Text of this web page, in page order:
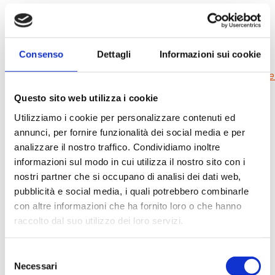
Consenso Dettagli Informazioni sui cookie
Questo sito web utilizza i cookie
Utilizziamo i cookie per personalizzare contenuti ed
annunci, per fornire funzionalità dei social media e per
analizzare il nostro traffico. Condividiamo inoltre
informazioni sul modo in cui utilizza il nostro sito con i
nostri partner che si occupano di analisi dei dati web,
pubblicità e social media, i quali potrebbero combinarle
con altre informazioni che ha fornito loro o che hanno
raccolto dal suo utilizzo dei loro servizi.
delNecessari
precedente nei casi previsti dall’Articolo 83,
Paragrafo 4 o fino a 20 milioni di euro o fino al 4% del
volume d’affari nei casi previsti dai Paragrafi 5 e 6.
fonte:https://it.wikipedia.org/wiki/
Le attività da svolgere
Le attività fondamentali per preparare la tua azienda alla
GDPR sono:
Consapevolezza dei nuovi obblighi previsti dalla
GDPR che impatteranno sulle attività.
Mappatura dei Dati sensibili e come sono messi in
sicurezza.
Monitoraggio e Responsabilità del trattamento dei
Officer (DPR)